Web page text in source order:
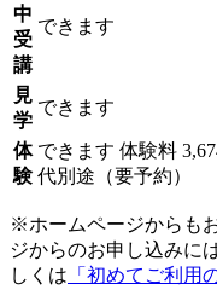
中
受
講
できます
見
学
できます
体
験
できます 体験料
代別途（要予約）
※ホームページからも
ジからのお申し込みに
しくは 「初めてご利用